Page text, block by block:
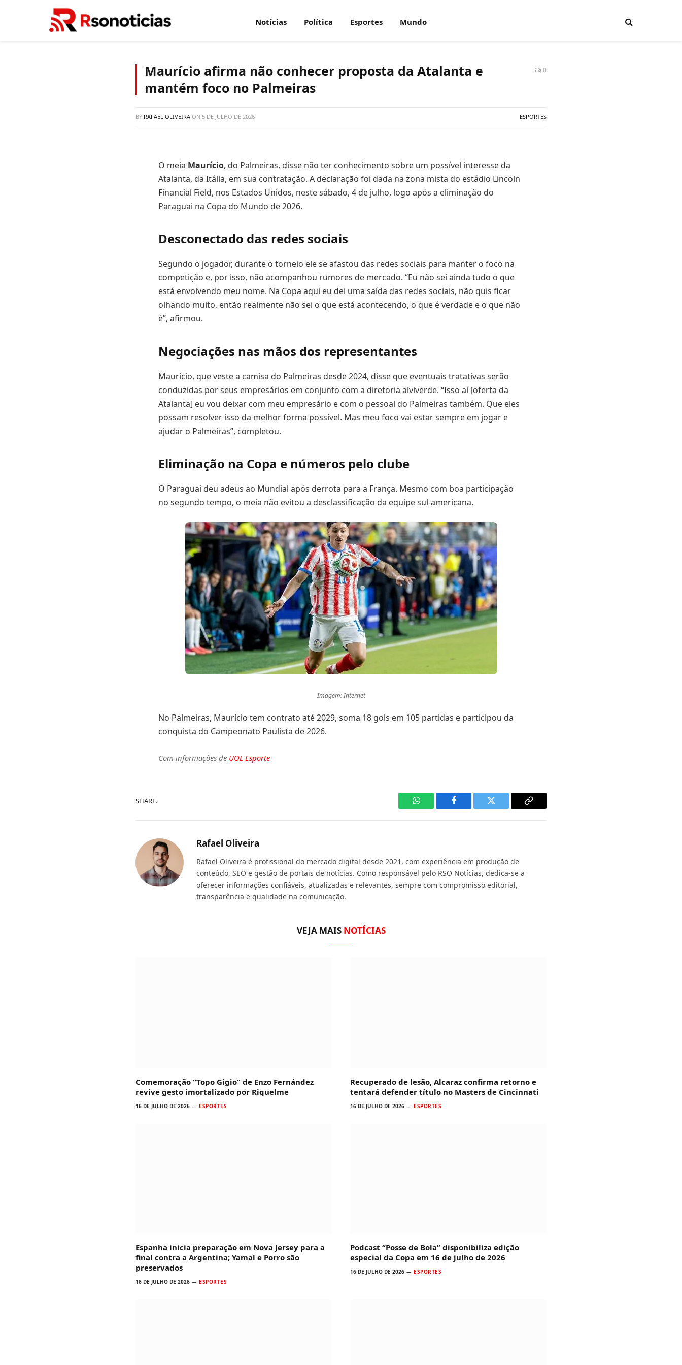
Notícias Política Esportes Mundo
Maurício afirma não conhecer proposta da Atalanta e
mantém foco no Palmeiras
0
BY RAFAEL OLIVEIRA ON 5 DE JULHO DE 2026 ESPORTES
O meia Maurício, do Palmeiras, disse não ter conhecimento sobre um possível interesse da
Atalanta, da Itália, em sua contratação. A declaração foi dada na zona mista do estádio Lincoln
Financial Field, nos Estados Unidos, neste sábado, 4 de julho, logo após a eliminação do
Paraguai na Copa do Mundo de 2026.
Desconectado das redes sociais
Segundo o jogador, durante o torneio ele se afastou das redes sociais para manter o foco na
competição e, por isso, não acompanhou rumores de mercado. “Eu não sei ainda tudo o que
está envolvendo meu nome. Na Copa aqui eu dei uma saída das redes sociais, não quis ficar
olhando muito, então realmente não sei o que está acontecendo, o que é verdade e o que não
é”, afirmou.
Negociações nas mãos dos representantes
Maurício, que veste a camisa do Palmeiras desde 2024, disse que eventuais tratativas serão
conduzidas por seus empresários em conjunto com a diretoria alviverde. “Isso aí [oferta da
Atalanta] eu vou deixar com meu empresário e com o pessoal do Palmeiras também. Que eles
possam resolver isso da melhor forma possível. Mas meu foco vai estar sempre em jogar e
ajudar o Palmeiras”, completou.
Eliminação na Copa e números pelo clube
O Paraguai deu adeus ao Mundial após derrota para a França. Mesmo com boa participação
no segundo tempo, o meia não evitou a desclassificação da equipe sul-americana.
Imagem: Internet
No Palmeiras, Maurício tem contrato até 2029, soma 18 gols em 105 partidas e participou da
conquista do Campeonato Paulista de 2026.
Com informações de UOL Esporte
SHARE.
WhatsAppFacebook Twitter
Copy
Rafael Oliveira
Rafael Oliveira é profissional do mercado digital desde 2021, com experiência em produção de
conteúdo, SEO e gestão de portais de notícias. Como responsável pelo RSO Notícias, dedica-se a
oferecer informações confiáveis, atualizadas e relevantes, sempre com compromisso editorial,
transparência e qualidade na comunicação.
VEJA MAIS NOTÍCIAS
Comemoração “Topo Gigio” de Enzo Fernández
revive gesto imortalizado por Riquelme
16 DE JULHO DE 2026 ESPORTES
Recuperado de lesão, Alcaraz confirma retorno e
tentará defender título no Masters de Cincinnati
16 DE JULHO DE 2026 ESPORTES
Espanha inicia preparação em Nova Jersey para a
final contra a Argentina; Yamal e Porro são
preservados
16 DE JULHO DE 2026 ESPORTES
Podcast “Posse de Bola” disponibiliza edição
especial da Copa em 16 de julho de 2026
16 DE JULHO DE 2026 ESPORTES